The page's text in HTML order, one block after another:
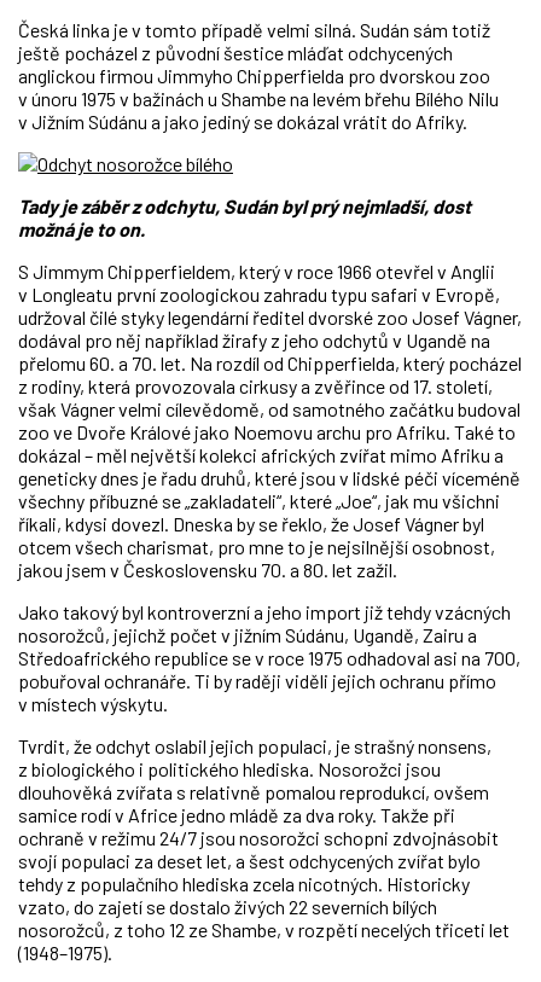
Česká linka je v tomto případě velmi silná. Sudán sám totiž
ještě pocházel z původní šestice mláďat odchycených
anglickou firmou Jimmyho Chipperfielda pro dvorskou zoo
v únoru 1975 v bažinách u Shambe na levém břehu Bílého Nilu
v Jižním Súdánu a jako jediný se dokázal vrátit do Afriky.
Tady je záběr z odchytu, Sudán byl prý nejmladší, dost
možná je to on.
S Jimmym Chipperfieldem, který v roce 1966 otevřel v Anglii
v Longleatu první zoologickou zahradu typu safari v Evropě,
udržoval čilé styky legendární ředitel dvorské zoo Josef Vágner,
dodával pro něj například žirafy z jeho odchytů v Ugandě na
přelomu 60. a 70. let. Na rozdíl od Chipperfielda, který pocházel
z rodiny, která provozovala cirkusy a zvěřince od 17. století,
však Vágner velmi cílevědomě, od samotného začátku budoval
zoo ve Dvoře Králové jako Noemovu archu pro Afriku. Také to
dokázal – měl největší kolekci afrických zvířat mimo Afriku a
geneticky dnes je řadu druhů, které jsou v lidské péči víceméně
všechny příbuzné se „zakladateli“, které „Joe“, jak mu všichni
říkali, kdysi dovezl. Dneska by se řeklo, že Josef Vágner byl
otcem všech charismat, pro mne to je nejsilnější osobnost,
jakou jsem v Československu 70. a 80. let zažil.
Jako takový byl kontroverzní a jeho import již tehdy vzácných
nosorožců, jejichž počet v jižním Súdánu, Ugandě, Zairu a
Středoafrického republice se v roce 1975 odhadoval asi na 700,
pobuřoval ochranáře. Ti by raději viděli jejich ochranu přímo
v místech výskytu.
Tvrdit, že odchyt oslabil jejich populaci, je strašný nonsens,
z biologického i politického hlediska. Nosorožci jsou
dlouhověká zvířata s relativně pomalou reprodukcí, ovšem
samice rodí v Africe jedno mládě za dva roky. Takže při
ochraně v režimu 24/7 jsou nosorožci schopni zdvojnásobit
svojí populaci za deset let, a šest odchycených zvířat bylo
tehdy z populačního hlediska zcela nicotných. Historicky
vzato, do zajetí se dostalo živých 22 severních bílých
nosorožců, z toho 12 ze Shambe, v rozpětí necelých třiceti let
(1948–1975).